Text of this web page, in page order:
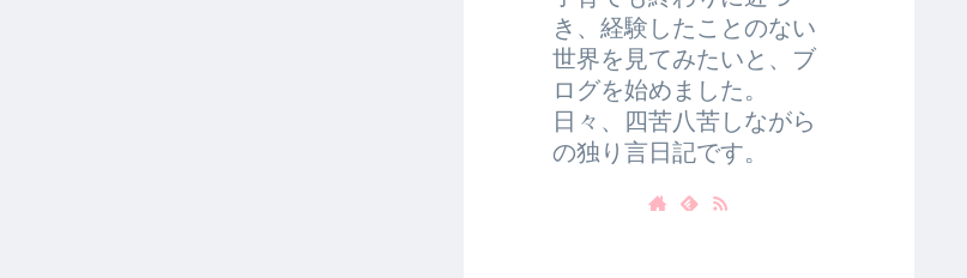
き、経験したことのない
世界を見てみたいと、ブ
ログを始めました。
日々、四苦八苦しながら
の独り言日記です。